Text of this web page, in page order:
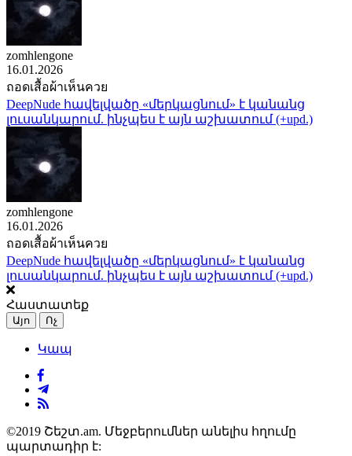
zomhlengone
16.01.2026
ถอดเสื้อผ้าเห็นควย
DeepNude հավելվածը «մերկացնում» է կանանց
լուսանկարում. ինչպես է այն աշխատում (+upd.)
zomhlengone
16.01.2026
ถอดเสื้อผ้าเห็นควย
DeepNude հավելվածը «մերկացնում» է կանանց
լուսանկարում. ինչպես է այն աշխատում (+upd.)
Հաստատեք
Այո Ոչ
Կապ
©2019 Շեշտ.am. Մեջբերումներ անելիս հղումը
պարտադիր է: